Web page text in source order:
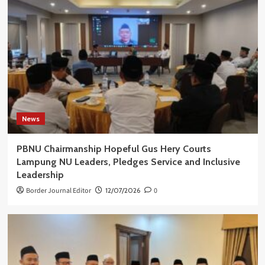
News
PBNU Chairmanship Hopeful Gus Hery Courts
Lampung NU Leaders, Pledges Service and Inclusive
Leadership
Border Journal Editor 12/07/2026 0